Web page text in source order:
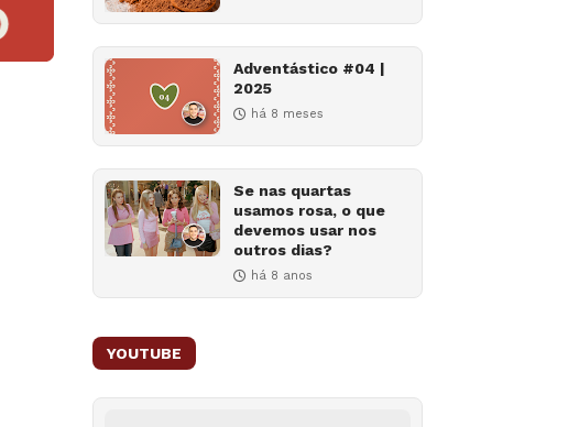
Adventástico #04 |
2025
há 8 meses
Se nas quartas
usamos rosa, o que
devemos usar nos
outros dias?
há 8 anos
YOUTUBE